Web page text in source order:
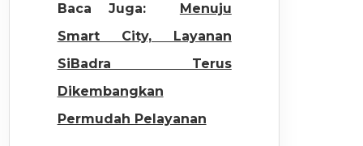
Baca Juga:
Menuju
Smart City, Layanan
SiBadra Terus
Dikembangkan
Permudah Pelayanan